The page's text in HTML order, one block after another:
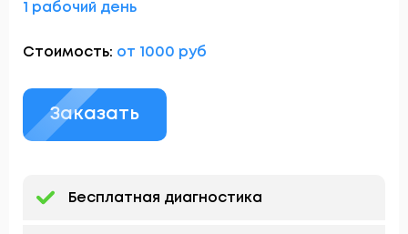
1 рабочий день
Стоимость: от 1000 руб
Заказать
Бесплатная диагностика